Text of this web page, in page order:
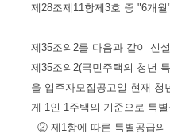
제28조제11항제3호 중 "6개
제35조의2를 다음과 같이 신
제35조의2(국민주택의 청년
을 입주자모집공고일 현재 청
게 1인 1주택의 기준으로 특
② 제1항에 따른 특별공급의